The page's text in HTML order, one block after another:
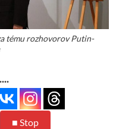
tému rozhovorov Putin-
■ Stop